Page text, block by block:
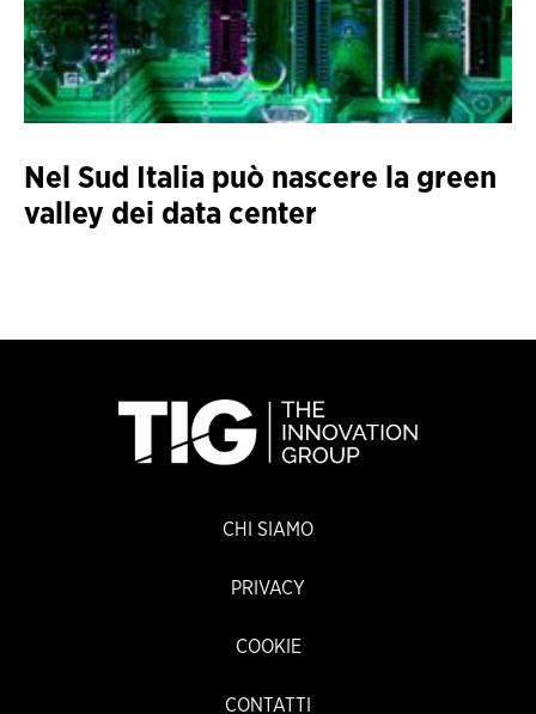
Nel Sud Italia può nascere la green
valley dei data center
CHI SIAMO
PRIVACY
COOKIE
CONTATTI